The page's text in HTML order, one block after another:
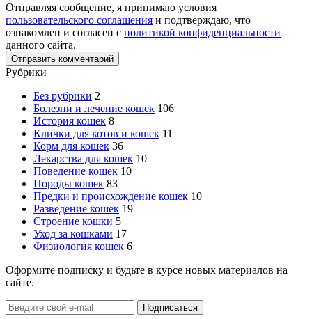
Отправляя сообщение, я принимаю условия
пользовательского соглашения и подтверждаю, что
ознакомлен и согласен с политикой конфиденциальности
данного сайта.
Рубрики
Без рубрики 2
Болезни и лечение кошек 106
История кошек 8
Клички для котов и кошек 11
Корм для кошек 36
Лекарства для кошек 10
Поведение кошек 10
Породы кошек 83
Предки и происхождение кошек 10
Разведение кошек 19
Строение кошки 5
Уход за кошками 17
Физиология кошек 6
Оформите подписку и будьте в курсе новых материалов на
сайте.